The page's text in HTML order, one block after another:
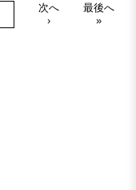
次へ
›
最後へ
»